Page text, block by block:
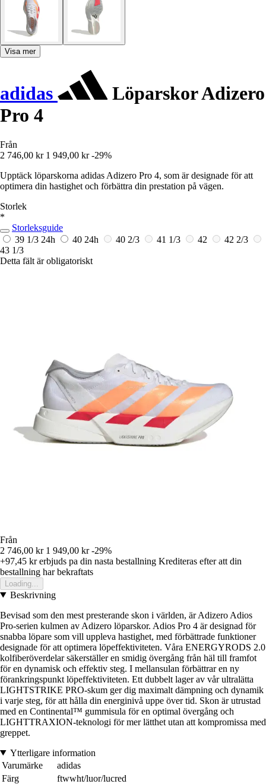
Visa mer
adidas
Löparskor Adizero
Pro 4
Från
2 746,00 kr 1 949,00 kr -29%
Upptäck löparskorna adidas Adizero Pro 4, som är designade för att
optimera din hastighet och förbättra din prestation på vägen.
Storlek
*
Storleksguide
39 1/3 24h 40 24h 40 2/3 41 1/3 42
42 2/3
43 1/3
Detta fält är obligatoriskt
Från
2 746,00 kr 1 949,00 kr -29%
+97,45 krerbjuds pa din nasta bestallning Krediteras efter att din
bestallning har bekraftats
Loading...
Beskrivning
Bevisad som den mest presterande skon i världen, är Adizero Adios
Pro-serien kulmen av Adizero löparskor. Adios Pro 4 är designad för
snabba löpare som vill uppleva hastighet, med förbättrade funktioner
designade för att optimera löpeffektiviteten. Våra ENERGYRODS 2.0
kolfiberöverdelar säkerställer en smidig övergång från häl till framfot
för en dynamisk och effektiv steg. I mellansulan förbättrar en ny
förankringspunkt löpeffektiviteten. Ett dubbelt lager av vår ultralätta
LIGHTSTRIKE PRO-skum ger dig maximalt dämpning och dynamik
i varje steg, för att hålla din energinivå uppe över tid. Skon är utrustad
med en Continental™ gummisula för en optimal övergång och
LIGHTTRAXION-teknologi för mer lätthet utan att kompromissa med
greppet.
Ytterligare information
Varumärke
adidas
Färg
ftwwht/luor/lucred